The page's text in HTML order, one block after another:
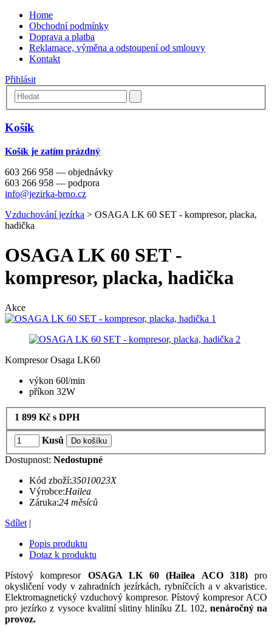
Home
Obchodní podmínky
Doprava a platba
Reklamace, výměna a odstoupení od smlouvy
Kontakt
Přihlásit
Košík
Košík je zatím prázdný
603 266 958 — objednávky
603 266 958 — podpora
info@jezirka-brno.cz
Vzduchování jezírka > OSAGA LK 60 SET - kompresor, placka,
hadička
OSAGA LK 60 SET -
kompresor, placka, hadička
Akce
Kompresor Osaga LK60
výkon 60l/min
příkon 32W
1 899 Kč s DPH
Kusů Do košíku
Dostupnost: Nedostupné
Kód zboží:35010023X
Výrobce:Hailea
Záruka:24 měsíců
Sdílet |
Popis produktu
Dotaz k produktu
Pístový kompresorOSAGA LK 60 (Hailea ACO 318)pro
okysličení vody v zahradních jezírkách, rybníčcích a v akvaristice.
Elektromagnetický vzduchový kompresor. Pístový kompresor ACO
pro jezírko z vysoce kvalitní slitiny hliníku ZL 102, nenáročný na
provoz.